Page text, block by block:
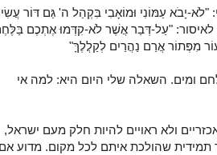
יָבֹא עַמּוֹנִי וּמוֹאָבִי בִּקְהַל ה' גַּם דּוֹר
"עַל-דְּבַר אֲשֶׁר לֹא-קִדְּמוּ אֶתְכֶם
מִפְּתוֹר אֲרַם נַהֲרַיִם לְקַלֲלֶךָּ"
ומים. השאלה שלי היום היא: למה אי
ולא ראויים להיות חלק מעם ישראל,
שהולכת איתם לכל מקום. מדוע אם